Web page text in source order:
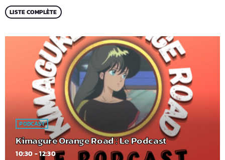
LISTE COMPLÈTE
PODCAST
Kimagure Orange Road : Le Podcast
10:30 - 12:30